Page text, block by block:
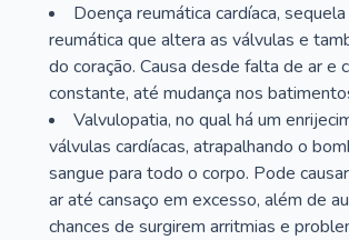
Doença reumática cardíaca,
reumática que altera as válvulas e
do coração. Causa desde falta de ar e
constante, até mudança nos
Valvulopatia, no qual há um
válvulas cardíacas, atrapalhando o
sangue para todo o corpo. Pode
ar até cansaço em excesso, além de
chances de surgirem arritmias e